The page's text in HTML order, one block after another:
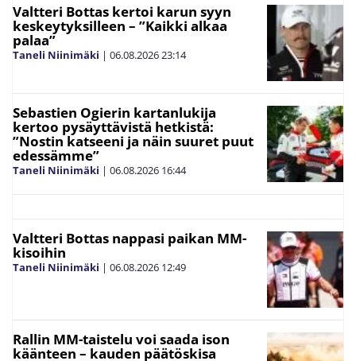
Valtteri Bottas kertoi karun syyn
keskeytyksilleen – ”Kaikki alkaa
palaa”
Taneli Niinimäki | 06.08.202623:14
Sebastien Ogierin kartanlukija
kertoo pysäyttävistä hetkistä:
”Nostin katseeni ja näin suuret puut
edessämme”
Taneli Niinimäki | 06.08.2026 16:44
Valtteri Bottas nappasi paikan MM-
kisoihin
Taneli Niinimäki | 06.08.2026 12:49
Rallin MM-taistelu voi saada ison
käänteen – kauden päätöskisa